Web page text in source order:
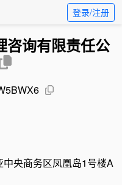
登录/注册
咨询有限责任公
央商务区凤凰岛1号楼A